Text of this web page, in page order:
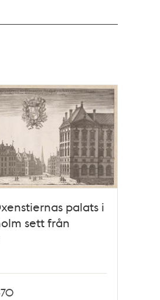
palats i
sett från